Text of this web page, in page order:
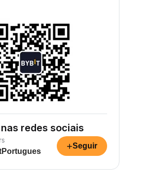
redes sociais
+Seguir